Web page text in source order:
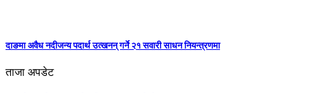
दाङमा अवैध नदीजन्य पदार्थ उत्खनन् गर्ने २१ सवारी साधन नियन्त्रणमा
ताजा अपडेट